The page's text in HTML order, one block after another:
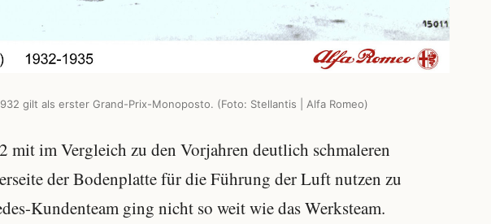
gilt als erster Grand-Prix-Monoposto. (Foto: Stellantis | Alfa Romeo)
im Vergleich zu den Vorjahren deutlich schmaleren
der Bodenplatte für die Führung der Luft nutzen zu
Kundenteam ging nicht so weit wie das Werksteam.